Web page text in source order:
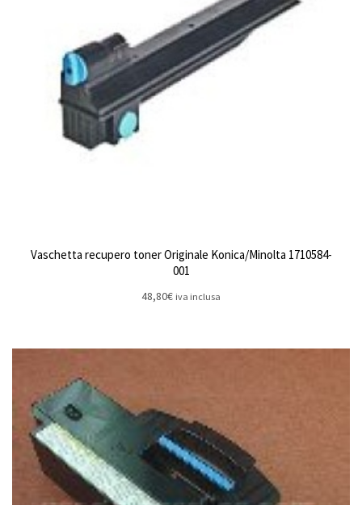
Vaschetta recupero toner Originale Konica/Minolta 1710584-
001
48,80€ iva inclusa